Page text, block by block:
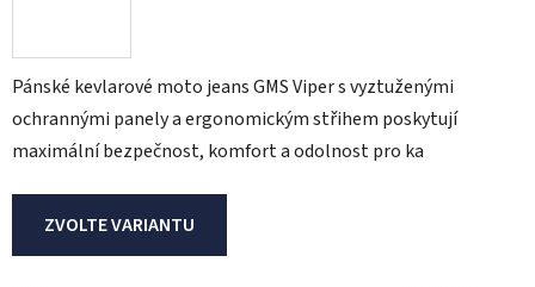
Pánské kevlarové moto jeans GMS Viper s vyztuženými
ochrannými panely a ergonomickým střihem poskytují
maximální bezpečnost, komfort a odolnost pro ka
ZVOLTE VARIANTU